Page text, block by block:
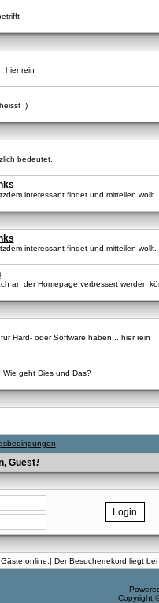
hier rein
:)
bedeutet.
interessant findet und mitteilen wollt.
interessant findet und mitteilen wollt.
an der Homepage verbessert werden
Hard- oder Software haben... hier rein
geht Dies und Das?
Guest!
online.| Der Besucherrekord liegt
Copyright